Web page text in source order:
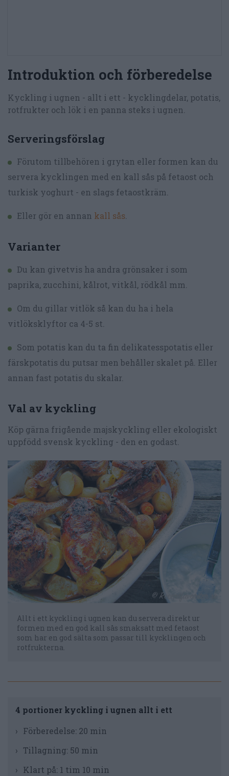
Introduktion och förberedelse
Kyckling i ugnen - allt i ett - kycklingdelar, potatis,
rotfrukter och lök i en panna steks i ugnen.
Serveringsförslag
Förutom tillbehören i grytan eller formen kan du
servera kycklingen med en kall sås på fetaost och
turkisk yoghurt - en slags fetaostkräm.
Eller gör en annan kall sås.
Varianter
Du kan givetvis ha andra grönsaker i som
paprika, zucchini, kålrot, vitkål, rödkål mm.
Om du gillar vitlök så kan du ha i hela
vitlöksklyftor ca 4-5 st.
Som potatis kan du ta fin delikatesspotatis eller
färskpotatis du putsar men behåller skalet på. Eller
annan fast potatis du skalar.
Val av kyckling
Köp gärna frigående majskyckling eller ekologiskt
uppfödd svensk kyckling - den en godast.
Allt i ett kyckling i ugnen kan du servera direkt ur
formen med en god kall sås smaksatt med fetaost
som har en god sälta som passar till kycklingen och
rotfrukterna.
4 portioner kyckling i ugnen allt i ett
Förberedelse: 20 min
Tillagning: 50 min
Klart på: 1 tim 10 min